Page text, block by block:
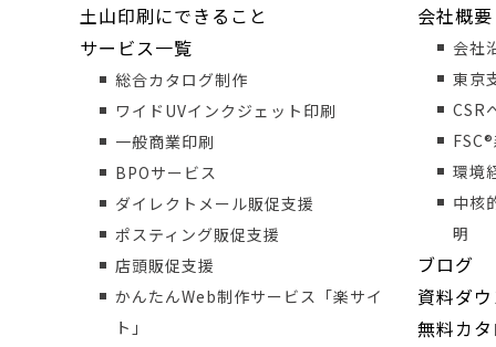
土山印刷にできること
サービス一覧
総合カタログ制作
ワイドUVインクジェット印刷
一般商業印刷
BPOサービス
ダイレクトメール販促支援
ポスティング販促支援
店頭販促支援
かんたんWeb制作サービス「楽サイ
ト」
会社概要
会社
東京
CSR
環境
中核
明
ブログ
資料ダ
無料カ